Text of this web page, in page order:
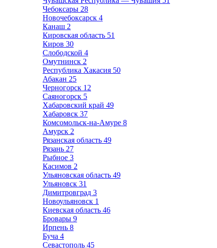
Чебоксары 28
Новочебоксарск 4
Канаш 2
Кировская область 51
Киров 30
Слободской 4
Омутнинск 2
Республика Хакасия 50
Абакан 25
Черногорск 12
Саяногорск 5
Хабаровский край 49
Хабаровск 37
Комсомольск-на-Амуре 8
Амурск 2
Рязанская область 49
Рязань 27
Рыбное 3
Касимов 2
Ульяновская область 49
Ульяновск 31
Димитровград 3
Новоульяновск 1
Киевская область 46
Бровары 9
Ирпень 8
Буча 4
Севастополь 45